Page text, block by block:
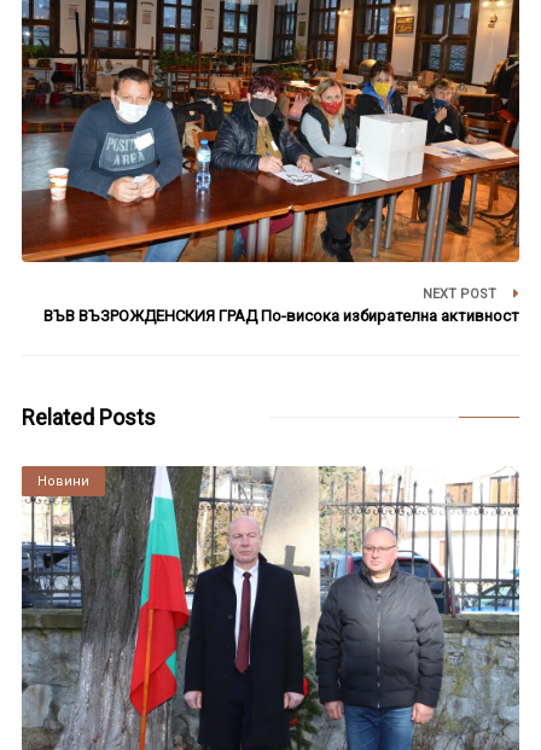
NEXT POST
ВЪВ ВЪЗРОЖДЕНСКИЯ ГРАД По-висока избирателна активност
Related Posts
Култура
Новини